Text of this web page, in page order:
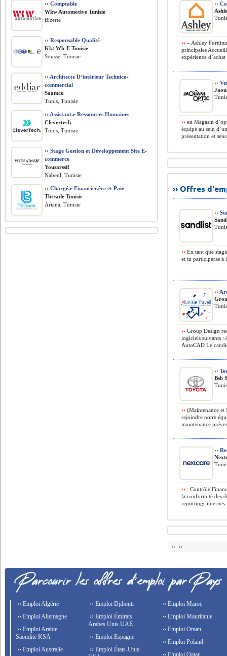
››
›› – Ashley
principales
expérience
››
›› en Magasin
équipe au sein
présentation et
›› Offres
››
›› En tant que
et tu participeras à
››
›› Group Design
logiciels suivants :
AutoCAD Le
››
Bsb
›› (Maintenance et
rejoindre notre
maintenance
››
›› : Contrôle
la conformité des
reportings internes
›› ››
›› Comptable
Wkw Automotive Tunisie
Bizerte
›› Responsable Qualité
Kkt Wh-E Tunisie
Sousse, Tunisie
›› Architecte D’intérieur Technico-
commercial
Soamco
Tunis, Tunisie
›› Assistant.e Ressources Humaines
Clevertech
Tunis, Tunisie
›› Stage Gestion et Développement Site E-
commerce
Yousarssif
Nabeul, Tunisie
›› Chargé.e Financier.ère et Paie
Tbtrade Tunisie
Ariana, Tunisie
›› Emploi Algérie
›› Emploi Allemagne
›› Emploi Arabie
Saoudite KSA
›› Emploi Australie
›› Emploi Djibouti
›› Emploi Émirats
Arabes Unis UAE
›› Emploi Espagne
›› Emploi États-Unis
›› Emploi Maroc
›› Emploi Mauritanie
›› Emploi Oman
›› Emploi Poland
›› Emploi Qatar